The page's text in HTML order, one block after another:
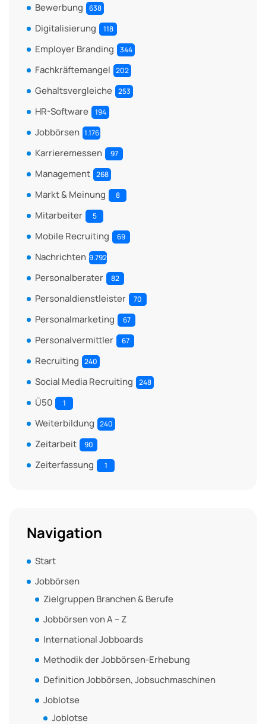
Bewerbung 638
Digitalisierung 118
Employer Branding 344
Fachkräftemangel 202
Gehaltsvergleiche 253
HR-Software 194
Jobbörsen 1.176
Karrieremessen 97
Management 268
Markt & Meinung 8
Mitarbeiter 5
Mobile Recruiting 69
Nachrichten 9.792
Personalberater 82
Personaldienstleister 70
Personalmarketing 67
Personalvermittler 67
Recruiting 240
Social Media Recruiting 248
Ü50 1
Weiterbildung 240
Zeitarbeit 90
Zeiterfassung 1
Navigation
Start
Jobbörsen
Zielgruppen Branchen & Berufe
Jobbörsen von A – Z
International Jobboards
Methodik der Jobbörsen-Erhebung
Definition Jobbörsen, Jobsuchmaschinen
Joblotse
Joblotse